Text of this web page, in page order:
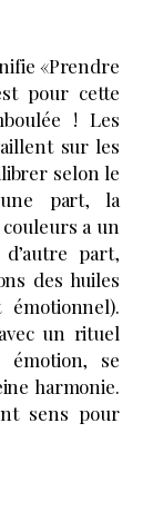
«Prendre
pour cette
! Les
sur les
selon le
part, la
a un
part,
des huiles
un rituel
se
harmonie.
sens pour